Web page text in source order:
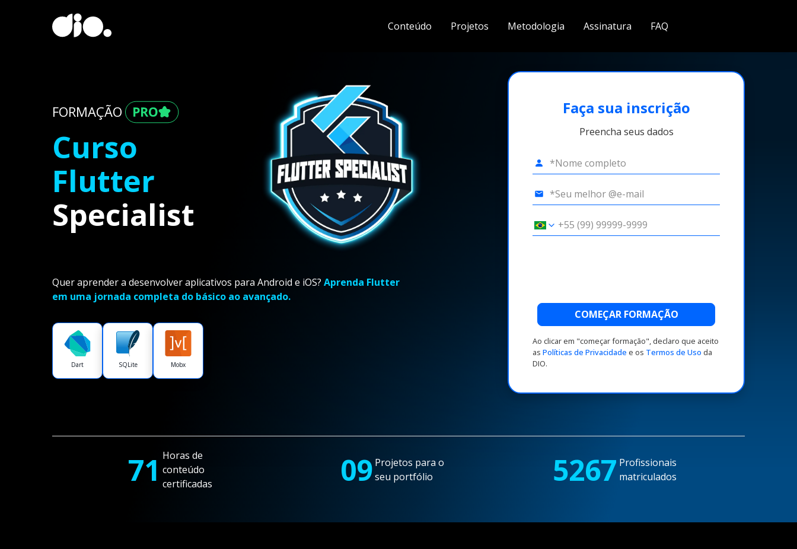
Conteúdo Projetos Metodologia Assinatura FAQ
FORMAÇÃO
Curso
Flutter
Specialist
Quer aprender a desenvolver aplicativos para Android e iOS? Aprenda Flutter
em uma jornada completa do básico ao avançado.
Dart SQLite Mobx
Faça sua inscrição
Preencha seus dados
COMEÇAR FORMAÇÃO
Ao clicar em "começar formação", declaro que aceito
as Políticas de Privacidade e os Termos de Uso da
DIO.
71 Horas de
conteúdo
certificadas
09 Projetos para o
seu portfólio
5267 Profissionais
matriculados